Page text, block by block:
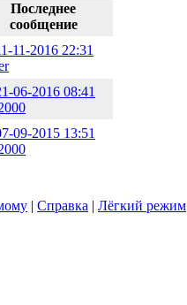
Последнее
сообщение
11-2016 22:31
06-2016 08:41
09-2015 13:51
| Справка | Лёгкий режим